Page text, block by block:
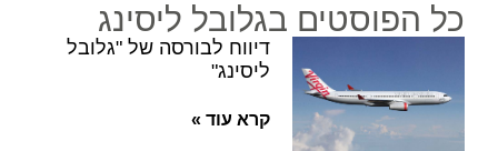
כל הפוסטים בגלובל ליסינג
דיווח לבורסה של "גלובל
ליסינג"
קרא עוד »